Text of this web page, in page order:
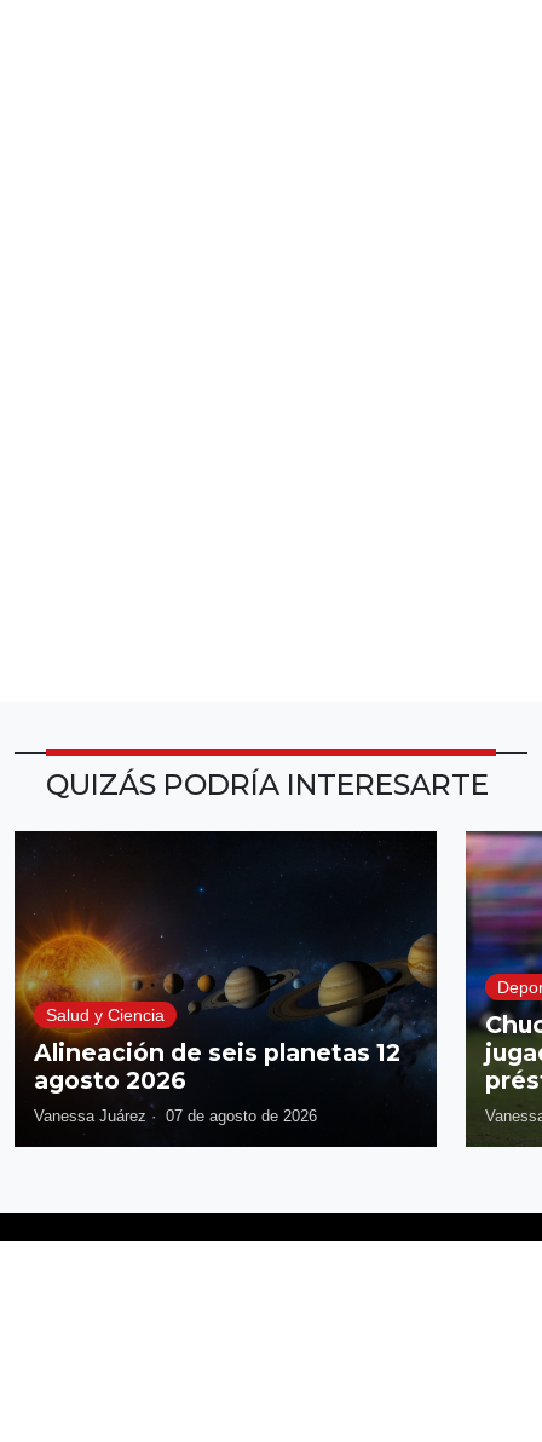
QUIZÁS PODRÍA INTERESARTE
Salud y Ciencia
Alineación de seis planetas 12
agosto 2026
Vanessa Juárez · 07 de agosto de 2026